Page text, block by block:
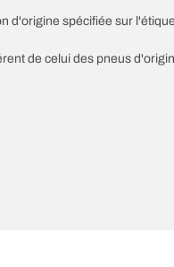
spécifiée sur
de celui des pneus